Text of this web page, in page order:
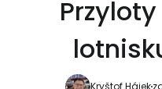
Kryštof Hájek
... światowej